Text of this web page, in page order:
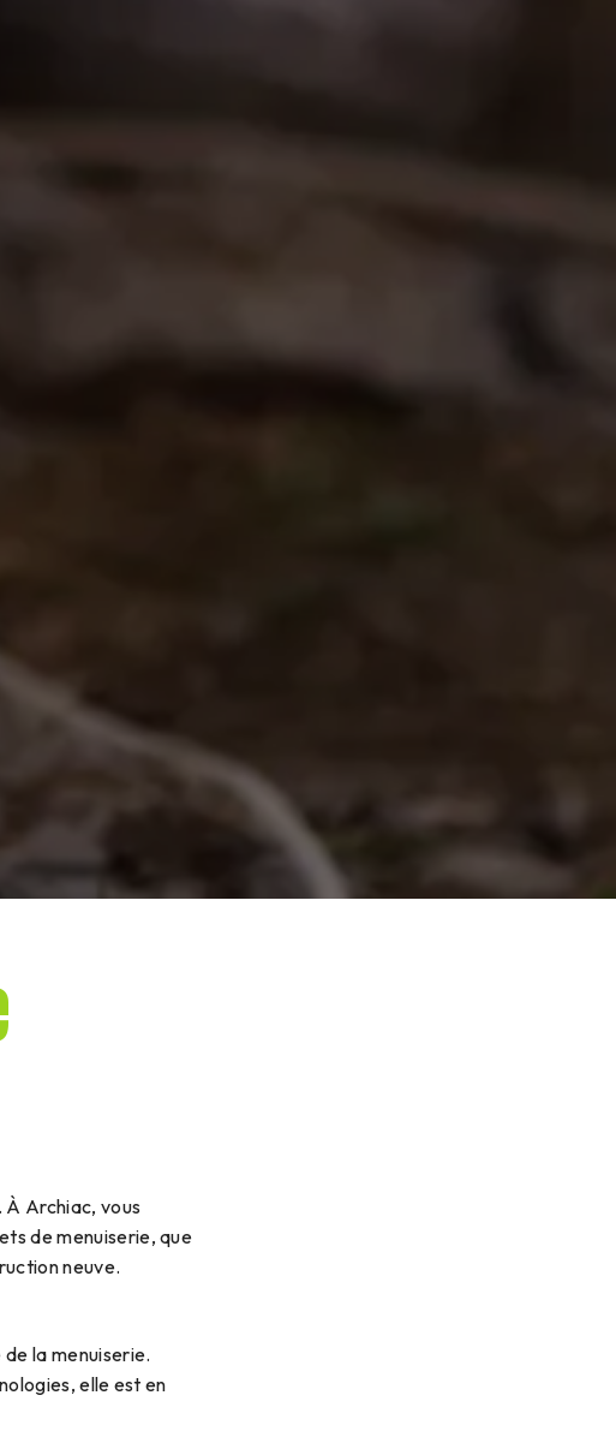
Archiac, vous
de menuiserie, que
neuve.
la menuiserie.
elle est en